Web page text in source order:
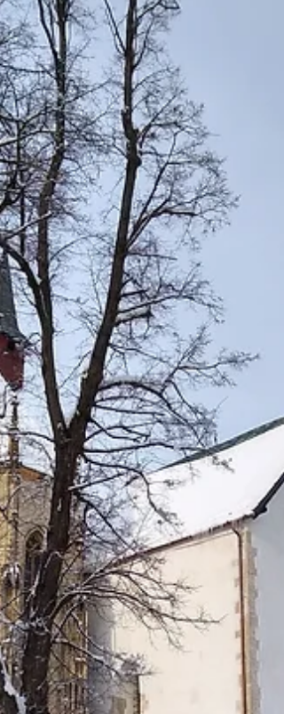
tematických trás zameraných na oživenie
minoritskej kultúry (v oblastiach: príroda,
história, kultúra a d